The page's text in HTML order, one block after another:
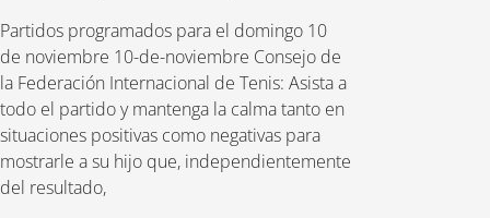
Partidos programados para el domingo 10
de noviembre 10-de-noviembre Consejo de
la Federación Internacional de Tenis: Asista a
todo el partido y mantenga la calma tanto en
situaciones positivas como negativas para
mostrarle a su hijo que, independientemente
del resultado,